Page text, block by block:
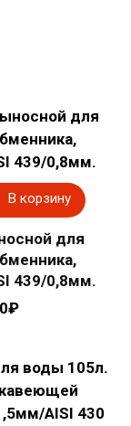
В корзину
для
439/0,8мм.
₽